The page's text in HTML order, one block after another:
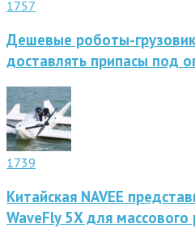
1757
Дешевые роботы-
доставлять припасы под
1739
Китайская NAVEE
WaveFly 5X для массового